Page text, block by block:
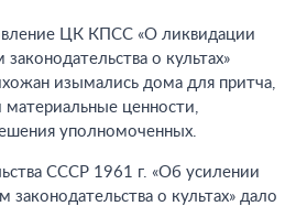
ЦК КПСС «О ликвидации
о культах»
изымались дома для притча,
материальные ценности,
уполномоченных.
СССР 1961 г. «Об усилении
законодательства о культах» дало